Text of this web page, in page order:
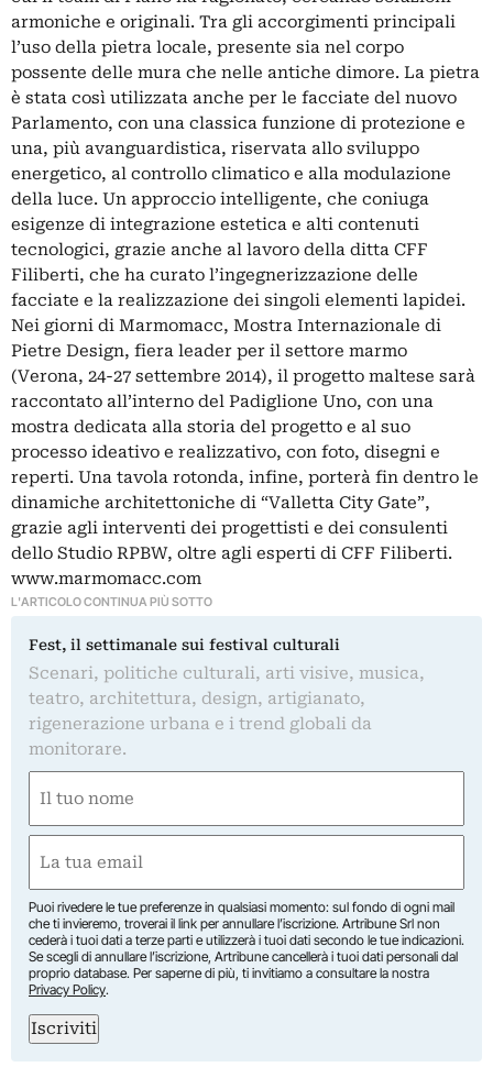
armoniche e originali. Tra gli accorgimenti principali
l’uso della pietra locale, presente sia nel corpo
possente delle mura che nelle antiche dimore. La pietra
è stata così utilizzata anche per le facciate del nuovo
Parlamento, con una classica funzione di protezione e
una, più avanguardistica, riservata allo sviluppo
energetico, al controllo climatico e alla modulazione
della luce. Un approccio intelligente, che coniuga
esigenze di integrazione estetica e alti contenuti
tecnologici, grazie anche al lavoro della ditta CFF
Filiberti, che ha curato l’ingegnerizzazione delle
facciate e la realizzazione dei singoli elementi lapidei.
Nei giorni di Marmomacc, Mostra Internazionale di
Pietre Design, fiera leader per il settore marmo
(Verona, 24-27 settembre 2014), il progetto maltese sarà
raccontato all’interno del Padiglione Uno, con una
mostra dedicata alla storia del progetto e al suo
processo ideativo e realizzativo, con foto, disegni e
reperti. Una tavola rotonda, infine, porterà fin dentro le
dinamiche architettoniche di “Valletta City Gate”,
grazie agli interventi dei progettisti e dei consulenti
dello Studio RPBW, oltre agli esperti di CFF Filiberti.
www.marmomacc.com
L'ARTICOLO CONTINUA PIÙ SOTTO
Fest, il settimanale sui festival culturali
Scenari, politiche culturali, arti visive, musica,
teatro, architettura, design, artigianato,
rigenerazione urbana e i trend globali da
monitorare.
(Required)
First
(Required)
Puoi rivedere le tue preferenze in qualsiasi momento: sul fondo di ogni mail
che ti invieremo, troverai il link per annullare l’iscrizione. Artribune Srl non
cederà i tuoi dati a terze parti e utilizzerà i tuoi dati secondo le tue indicazioni.
Se scegli di annullare l’iscrizione, Artribune cancellerà i tuoi dati personali dal
proprio database. Per saperne di più, ti invitiamo a consultare la nostra
Privacy Policy.
Iscriviti